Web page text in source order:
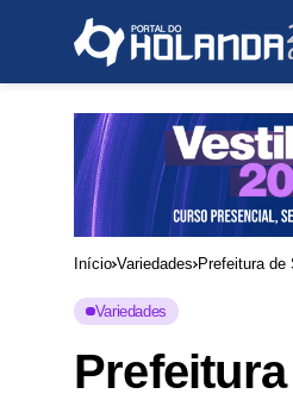
Início Variedades Prefeitura de
Variedades